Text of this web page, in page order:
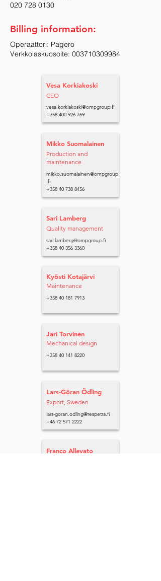
020 728 0130
Billing information:
Operaattori: Pagero
Verkkolaskuosoite: 003710309984
Vesa Korkiakoski
CEO
vesa.korkiakoski@ompgroup.fi
+358 400 926 769
Mikko Suomalainen
Production and
maintenance
mikko.suomalainen@ompgroup
.fi
+358 40 738 8456
Sari Lamberg
Quality management
sari.lamberg@ompgroup.fi
+358 40 356 3360
Kyösti Kotajärvi
Maintenance
+358 40 181 7913
Jari Torvinen
Mechanical design
+358 40 141 8220
Lars-Göran Ödling
Export, Sweden
lars-goran.odling@respetra.fi
+46 72 571 2222
Franco Allevato